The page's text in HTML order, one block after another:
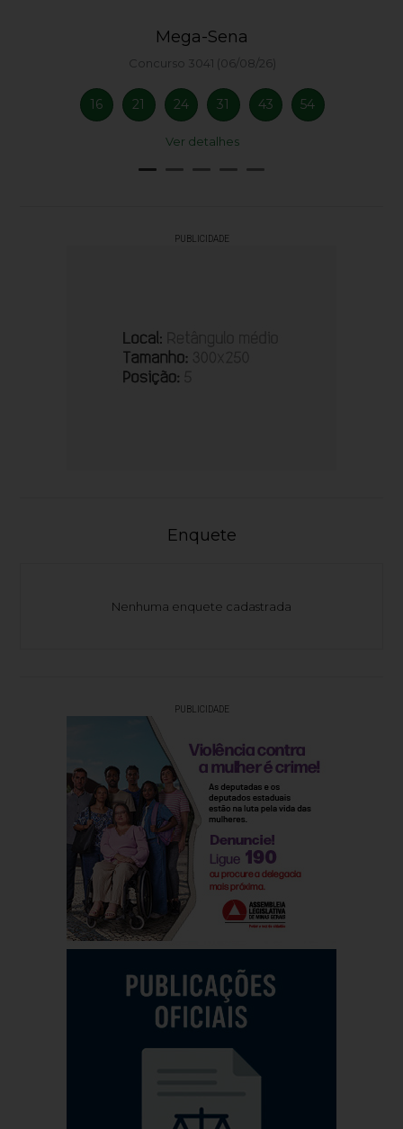
Mega-Sena
Concurso 3041 (06/08/26)
16 21 24 31 43 54
Ver detalhes
PUBLICIDADE
Enquete
Nenhuma enquete cadastrada
PUBLICIDADE